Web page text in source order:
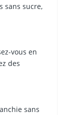
sans sucre,
vous en
des
sans